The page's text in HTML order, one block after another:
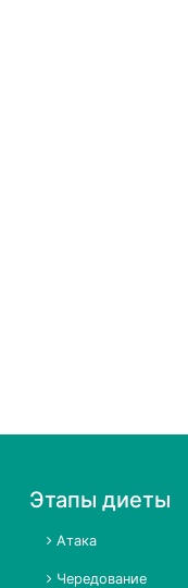
Этапы диеты
Атака
Чередование